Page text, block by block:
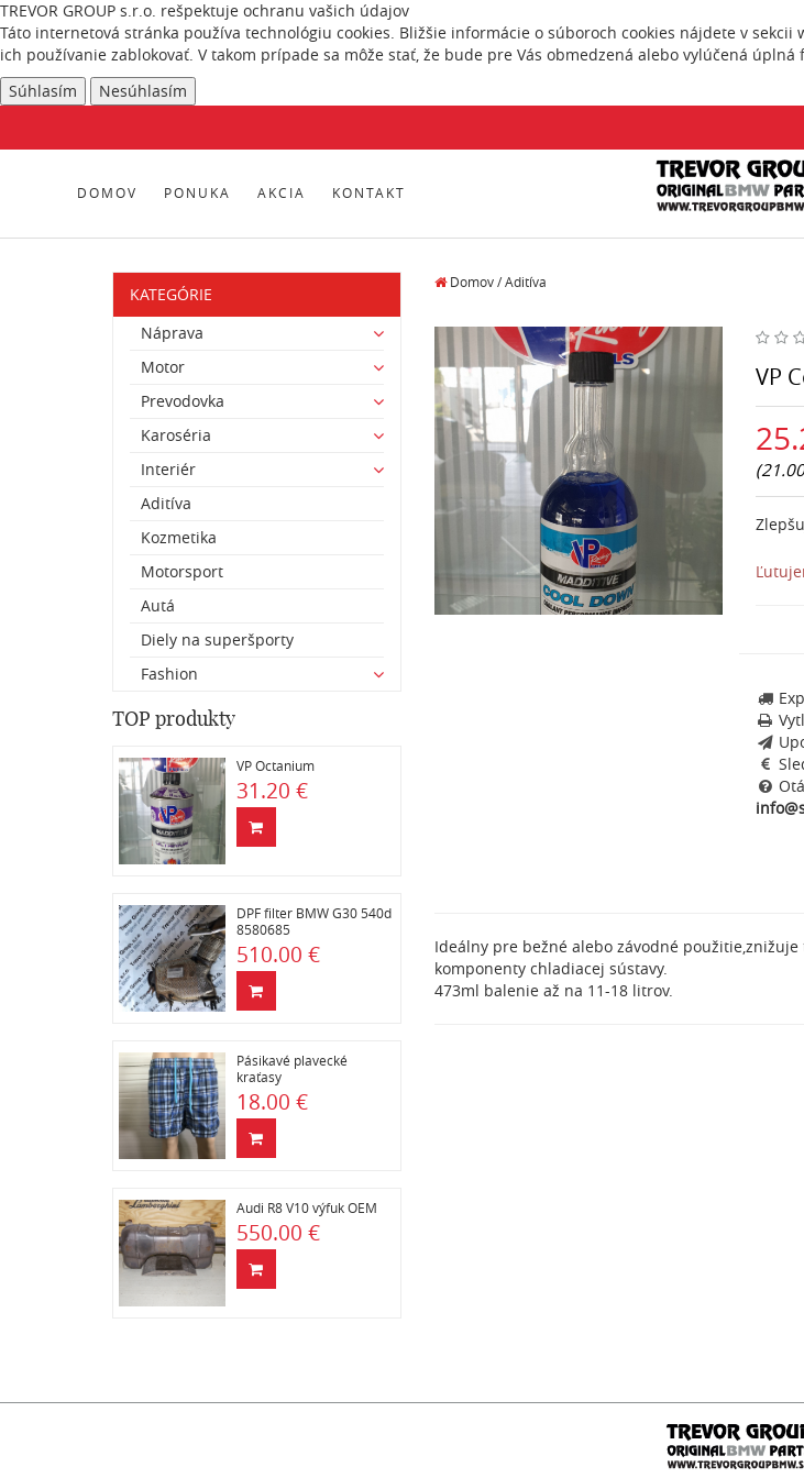
TREVOR GROUP s.r.o. rešpektuje ochranu vašich údajov
Táto internetová stránka používa technológiu cookies. Bližšie informácie o súboroch cookies nájdete v sekcii
ich používanie zablokovať. V takom prípade sa môže stať, že bude pre Vás obmedzená alebo vylúčená
Súhlasím
Nesúhlasím
DOMOV PONUKA AKCIA KONTAKT
KATEGÓRIE
Náprava
Motor
Prevodovka
Karoséria
Interiér
Aditíva
Kozmetika
Motorsport
Autá
Diely na superšporty
Fashion
TOP produkty
VP Octanium
31.20 €
DPF filter BMW G30 540d
8580685
510.00 €
Pásikavé plavecké
kraťasy
18.00 €
Audi R8 V10 výfuk OEM
550.00 €
Domov/ Aditíva
VP
Ideálny pre bežné alebo závodné
komponenty chladiacej sústavy.
473ml balenie až na 11-18 litrov.